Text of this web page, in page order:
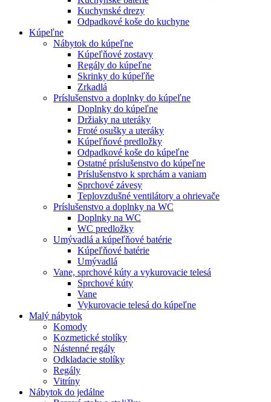
Kuchynské drezy
Odpadkové koše do kuchyne
Kúpeľne
Nábytok do kúpeľne
Kúpeľňové zostavy
Regály do kúpeľne
Skrinky do kúpeľňe
Zrkadlá
Príslušenstvo a doplnky do kúpeľne
Doplnky do kúpeľne
Držiaky na uteráky
Froté osušky a uteráky
Kúpeľňové predložky
Odpadkové koše do kúpeľne
Ostatné príslušenstvo do kúpeľne
Príslušenstvo k sprchám a vaniam
Sprchové závesy
Teplovzdušné ventilátory a ohrievače
Príslušenstvo a doplnky na WC
Doplnky na WC
WC predložky
Umývadlá a kúpeľňové batérie
Kúpeľňové batérie
Umývadlá
Vane, sprchové kúty a vykurovacie telesá
Sprchové kúty
Vane
Vykurovacie telesá do kúpeľne
Malý nábytok
Komody
Kozmetické stolíky
Nástenné regály
Odkladacie stolíky
Regály
Vitríny
Nábytok do jedálne